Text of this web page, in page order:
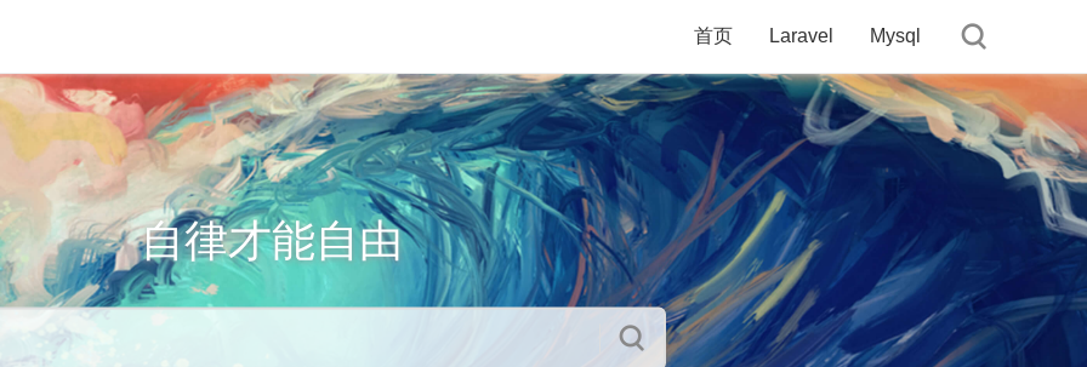
首页 Laravel Mysql
自律才能自由